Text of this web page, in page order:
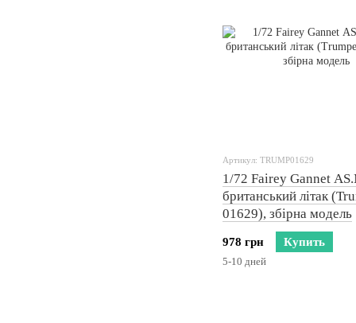
Артикул: TRUMP01629
1/72 Fairey Gannet
британський літак
01629), збірна модель
978 грн Купить
5-10 дней